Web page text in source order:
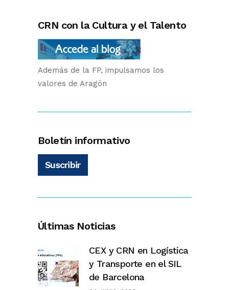
CRN con la Cultura y el Talento
Además de la FP, impulsamos los
valores de Aragón
Boletín informativo
Suscribir
Últimas Noticias
CEX y CRN en Logística
y Transporte en el SIL
de Barcelona